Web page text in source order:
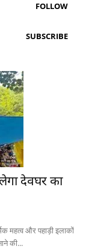
FOLLOW
SUBSCRIBE
देवघर का
महत्व और पहाड़ी इलाकों
की...